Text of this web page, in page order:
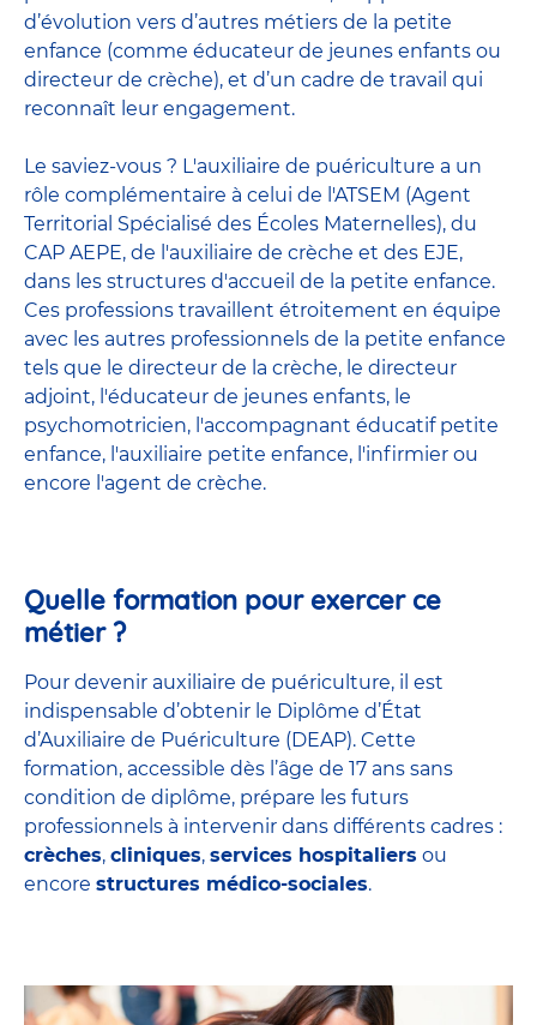
d’évolution vers d’autres métiers de la petite
enfance (comme éducateur de jeunes enfants ou
directeur de crèche), et d’un cadre de travail qui
reconnaît leur engagement.
Le saviez-vous ? L'auxiliaire de puériculture a un
rôle complémentaire à celui de l'ATSEM (Agent
Territorial Spécialisé des Écoles Maternelles), du
CAP AEPE, de l'auxiliaire de crèche et des EJE,
dans les structures d'accueil de la petite enfance.
Ces professions travaillent étroitement en équipe
avec les autres professionnels de la petite enfance
tels que le directeur de la crèche, le directeur
adjoint, l'éducateur de jeunes enfants, le
psychomotricien, l'accompagnant éducatif petite
enfance, l'auxiliaire petite enfance, l'infirmier ou
encore l'agent de crèche.
Quelle formation pour exercer ce
métier ?
Pour devenir auxiliaire de puériculture, il est
indispensable d’obtenir le Diplôme d’État
d’Auxiliaire de Puériculture (DEAP). Cette
formation, accessible dès l’âge de 17 ans sans
condition de diplôme, prépare les futurs
professionnels à intervenir dans différents cadres :
crèches, cliniques, services hospitaliers ou
encore structures médico-sociales.